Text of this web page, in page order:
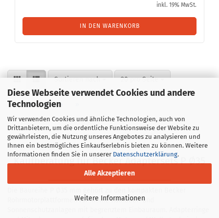
Diese Webseite verwendet Cookies und andere
Technologien
Wir verwenden Cookies und ähnliche Technologien, auch von
Drittanbietern, um die ordentliche Funktionsweise der Website zu
gewährleisten, die Nutzung unseres Angebotes zu analysieren und
Ihnen ein bestmögliches Einkaufserlebnis bieten zu können. Weitere
Informationen finden Sie in unserer Datenschutzerklärung.
Alle Akzeptieren
Weitere Informationen
inkl. 19% MwSt.
IN DEN WARENKORB
Sortieren nach
Sortieren nach 20 pro Seite
pro Seite
1 2 3 4
1bis20(von insgesamt64)
Kaufberatung für Becker Adaptersets P Ø35
mm
Rohrmotorplattformen für kleine Rollläden und